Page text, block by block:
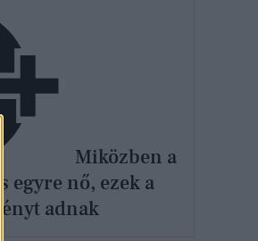
Miközben a
egyre nő, ezek a
adnak